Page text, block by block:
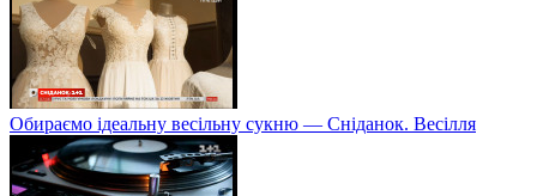
Обираємо ідеальну весільну сукню — Сніданок. Весілля